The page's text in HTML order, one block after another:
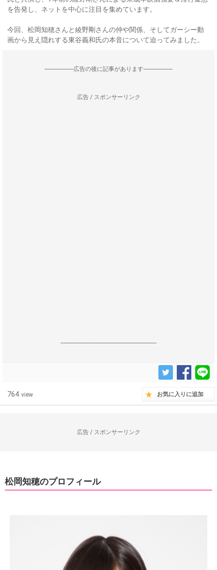
を告発し、ネットを中心に注目を集めています。
今回、松岡知穂さんと綾野剛さんの仲や関係、そしてガーシー動
画から見え隠れする東谷義和氏の本音について迫ってみました。
--------------------広告の後に記事があります--------------------
広告 / スポンサーリンク
------------------------------------------------------------------
764 view お気に入りに追加
広告 / スポンサーリンク
松岡知穂のプロフィール